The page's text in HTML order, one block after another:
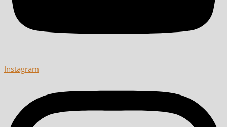
Instagram